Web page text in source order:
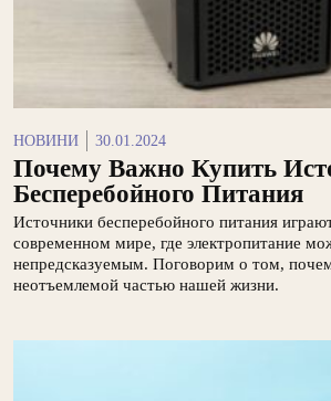
НОВИНИ 30.01.2024
Почему Важно Купить
Бесперебойного Питания
Источники бесперебойного питания
современном мире, где электропитание
непредсказуемым. Поговорим о том,
неотъемлемой частью нашей жизни.